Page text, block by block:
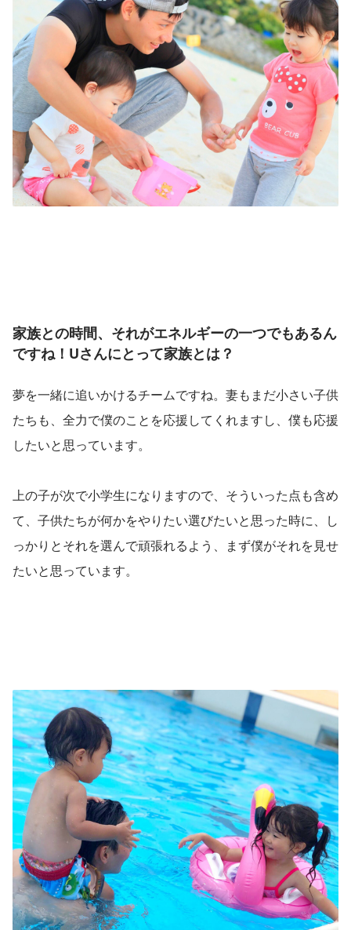
家族との時間、それがエネルギーの一つでもあるん
ですね！Uさんにとって家族とは？
夢を一緒に追いかけるチームですね。妻もまだ小さい子供
たちも、全力で僕のことを応援してくれますし、僕も応援
したいと思っています。
上の子が次で小学生になりますので、そういった点も含め
て、子供たちが何かをやりたい選びたいと思った時に、し
っかりとそれを選んで頑張れるよう、まず僕がそれを見せ
たいと思っています。